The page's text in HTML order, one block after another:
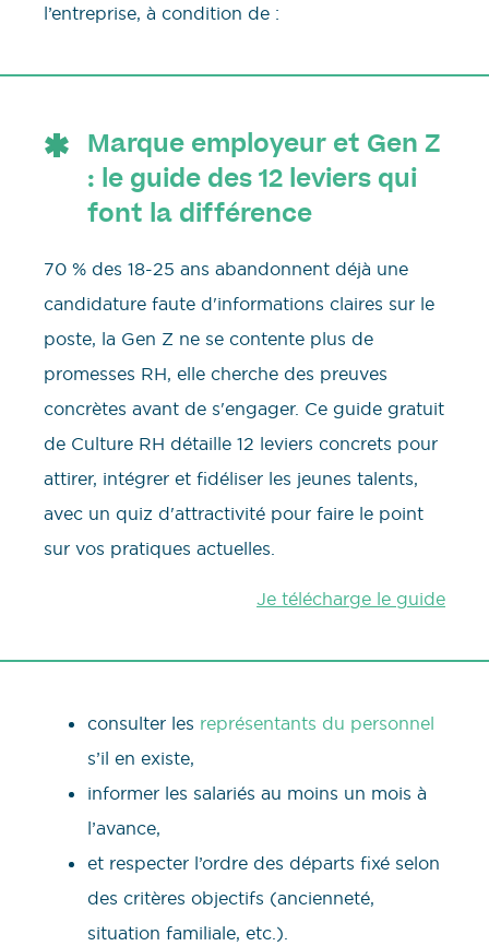
l’entreprise, à condition de :
Marque employeur et Gen Z
: le guide des 12 leviers qui
font la différence
70 % des 18-25 ans abandonnent déjà une
candidature faute d'informations claires sur le
poste, la Gen Z ne se contente plus de
promesses RH, elle cherche des preuves
concrètes avant de s'engager. Ce guide gratuit
de Culture RH détaille 12 leviers concrets pour
attirer, intégrer et fidéliser les jeunes talents,
avec un quiz d'attractivité pour faire le point
sur vos pratiques actuelles.
Je télécharge le guide
consulter les représentants du personnel
s’il en existe,
informer les salariés au moins un mois à
l’avance,
et respecter l’ordre des départs fixé selon
des critères objectifs (ancienneté,
situation familiale, etc.).